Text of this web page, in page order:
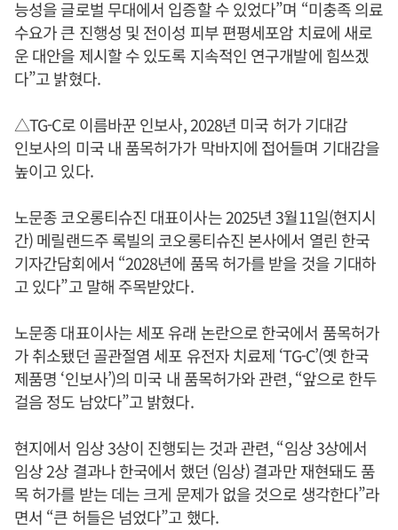
능성을 글로벌 무대에서 입증할 수 있었다”며 “미충족 의료
수요가 큰 진행성 및 전이성 피부 편평세포암 치료에 새로
운 대안을 제시할 수 있도록 지속적인 연구개발에 힘쓰겠
다”고 밝혔다.
△TG-C로 이름바꾼 인보사, 2028년 미국 허가 기대감
인보사의 미국 내 품목허가가 막바지에 접어들며 기대감을
높이고 있다.
노문종 코오롱티슈진 대표이사는 2025년 3월11일(현지시
간) 메릴랜드주 록빌의 코오롱티슈진 본사에서 열린 한국
기자간담회에서 “2028년에 품목 허가를 받을 것을 기대하
고 있다”고 말해 주목받았다.
노문종 대표이사는 세포 유래 논란으로 한국에서 품목허가
가 취소됐던 골관절염 세포 유전자 치료제 ‘TG-C’(옛 한국
제품명 ‘인보사’)의 미국 내 품목허가와 관련, “앞으로 한두
걸음 정도 남았다”고 밝혔다.
현지에서 임상 3상이 진행되는 것과 관련, “임상 3상에서
임상 2상 결과나 한국에서 했던 (임상) 결과만 재현돼도 품
목 허가를 받는 데는 크게 문제가 없을 것으로 생각한다”라
면서 “큰 허들은 넘었다”고 했다.